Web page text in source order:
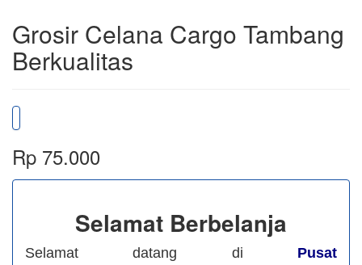
Grosir Celana Cargo Tambang
Berkualitas
Rp 75.000
Selamat Berbelanja
Selamat datang di Pusat